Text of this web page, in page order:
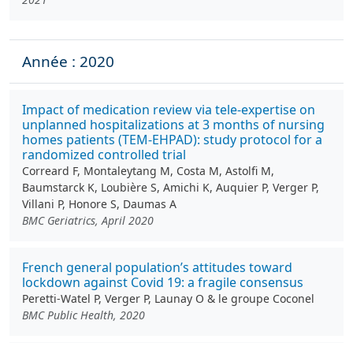
Année : 2020
Impact of medication review via tele-expertise on
unplanned hospitalizations at 3 months of nursing
homes patients (TEM-EHPAD): study protocol for a
randomized controlled trial
Correard F, Montaleytang M, Costa M, Astolfi M,
Baumstarck K, Loubière S, Amichi K, Auquier P, Verger P,
Villani P, Honore S, Daumas A
BMC Geriatrics, April 2020
French general population’s attitudes toward
lockdown against Covid 19: a fragile consensus
Peretti-Watel P, Verger P, Launay O & le groupe Coconel
BMC Public Health, 2020